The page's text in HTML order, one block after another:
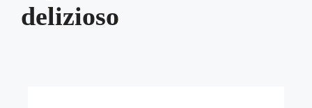
delizioso